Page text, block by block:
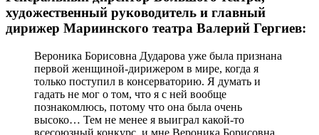
художественный руководитель и главный
дирижер Мариинского театра Валерий Гергиев:
Вероника Борисовна Дударова уже была признана
первой женщиной-дирижером в мире, когда я
только поступил в консерваторию. Я думать и
гадать не мог о том, что я с ней вообще
познакомлюсь, потому что она была очень
высоко… Тем не менее я выиграл какой-то
всесоюзный конкурс, и мне Вероника Борисовна